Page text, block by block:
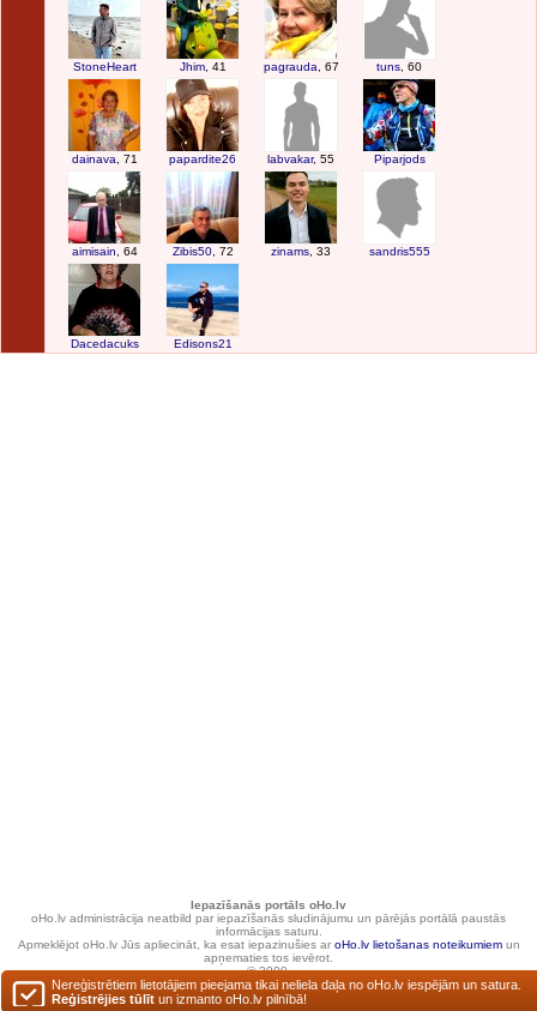
StoneHeart Jhim, 41 pagrauda , 67 tuns , 60
dainava , 71 papardite26 labvakar, 55 Piparjods
aimisain , 64 Zibis50, 72 zinams , 33 sandris555
Dacedacuks Edisons21
Iepazīšanās portāls oHo.lv
oHo.lv administrācija neatbild par iepazīšanās sludinājumu un pārējās portālā paustās
informācijas saturu.
Apmeklējot oHo.lv Jūs apliecināt, ka esat iepazinušies ar oHo.lv lietošanas noteikumiemun
apņematies tos ievērot.
© 2000.
Nereģistrētiem lietotājiem pieejama tikai neliela daļa no oHo.lv iespējām un satura.
Reģistrējies tūlīt un izmanto oHo.lv pilnībā!